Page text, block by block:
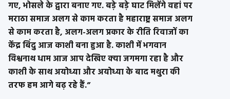
गए, भोसले के द्वारा बनाए गए. बड़े बड़े घाट मिलेंगे वहां पर
मराठा समाज अलग से काम करता है महाराष्ट्र समाज अलग
से काम करता है, अलग-अलग प्रकार के रीति रिवाजों का
केंद्र बिंदु आज काशी बना हुआ है. काशी में भगवान
विश्वनाथ धाम आज आप देखिए क्या जगमगा रहा है और
काशी के साथ अयोध्या और अयोध्या के बाद मथुरा की
तरफ हम आगे बढ़ रहे हैं.”